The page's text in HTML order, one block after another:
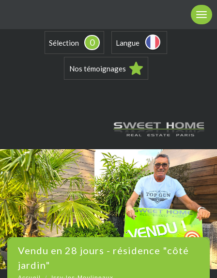
Sélection 0 Langue
Nos témoignages
vendu en 28 jours - résidence "côté
jardin"